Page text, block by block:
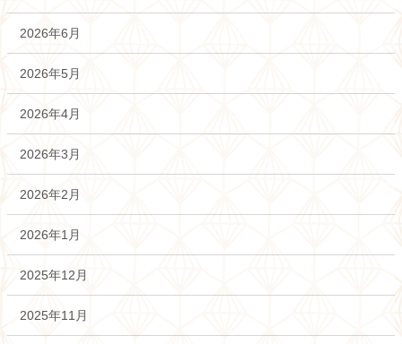
2026年6月
2026年5月
2026年4月
2026年3月
2026年2月
2026年1月
2025年12月
2025年11月